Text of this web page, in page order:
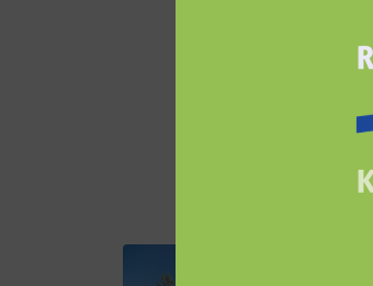
wenn eine
gleich, aber
eingespart.
grüner